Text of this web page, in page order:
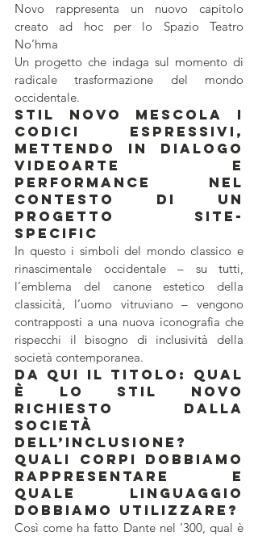
Novo rappresenta un nuovo capitolo
creato ad hoc per lo Spazio Teatro
No’hma
Un progetto che indaga sul momento di
radicale trasformazione del mondo
occidentale.
Stil Novo mescola i
codici espressivi,
mettendo in dialogo
videoarte e
performance nel
contesto di un
progetto site-
specific
In questo i simboli del mondo classico e
rinascimentale occidentale – su tutti,
l’emblema del canone estetico della
classicità, l’uomo vitruviano – vengono
contrapposti a una nuova iconografia che
rispecchi il bisogno di inclusività della
società contemporanea.
Da qui il titolo: qual
è lo stil novo
richiesto dalla
società
dell’inclusione?
Quali corpi dobbiamo
rappresentare e
quale linguaggio
dobbiamo utilizzare?
Così come ha fatto Dante nel ‘300, qual è